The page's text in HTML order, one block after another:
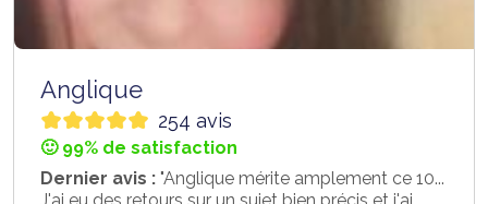
Anglique
254 avis
🙂 99% de satisfaction
Dernier avis : "Anglique mérite amplement ce 10...
J'ai eu des retours sur un sujet bien précis et j'ai